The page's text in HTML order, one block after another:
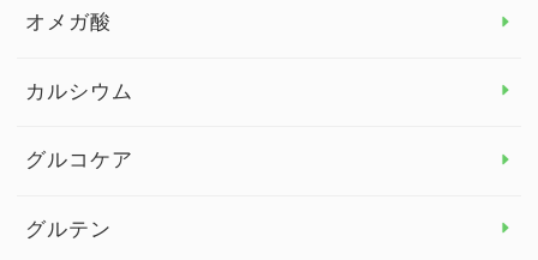
オメガ酸
カルシウム
グルコケア
グルテン